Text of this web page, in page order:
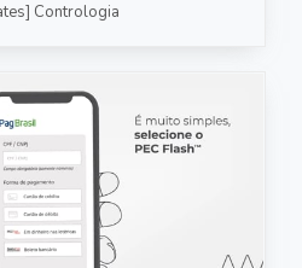
Contrologia